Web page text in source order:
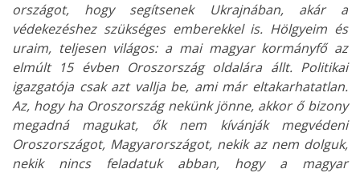
országot, hogy segítsenek Ukrajnában, akár a
védekezéshez szükséges emberekkel is. Hölgyeim és
uraim, teljesen világos: a mai magyar kormányfő az
elmúlt 15 évben Oroszország oldalára állt. Politikai
igazgatója csak azt vallja be, ami már eltakarhatatlan.
Az, hogy ha Oroszország nekünk jönne, akkor ő bizony
megadná magukat, ők nem kívánják megvédeni
Oroszországot, Magyarországot, nekik az nem dolguk,
nekik nincs feladatuk abban, hogy a magyar